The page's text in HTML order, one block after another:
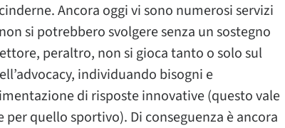
Ancora oggi vi sono numerosi servizi
si potrebbero svolgere senza un sostegno
peraltro, non si gioca tanto o solo sul
individuando bisogni e
di risposte innovative (questo vale
quello sportivo). Di conseguenza è ancora